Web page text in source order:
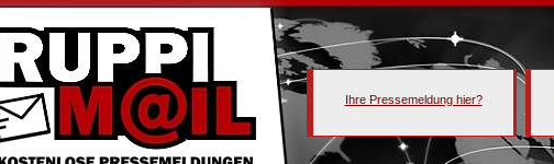
Ihre Pressemeldung hier?